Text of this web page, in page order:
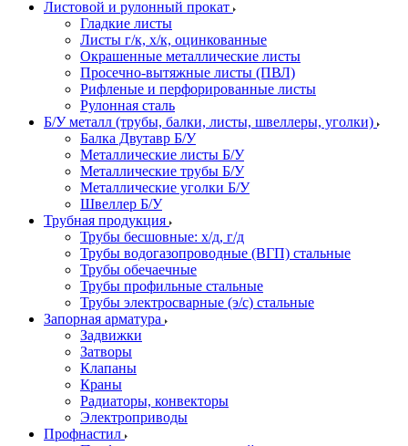
Листовой и рулонный прокат
Гладкие листы
Листы г/к, х/к, оцинкованные
Окрашенные металлические листы
Просечно-вытяжные листы (ПВЛ)
Рифленые и перфорированные листы
Рулонная сталь
Б/У металл (трубы, балки, листы, швеллеры, уголки)
Балка Двутавр Б/У
Металлические листы Б/У
Металлические трубы Б/У
Металлические уголки Б/У
Швеллер Б/У
Трубная продукция
Трубы бесшовные: х/д, г/д
Трубы водогазопроводные (ВГП) стальные
Трубы обечаечные
Трубы профильные стальные
Трубы электросварные (э/с) стальные
Запорная арматура
Задвижки
Затворы
Клапаны
Краны
Радиаторы, конвекторы
Электроприводы
Профнастил